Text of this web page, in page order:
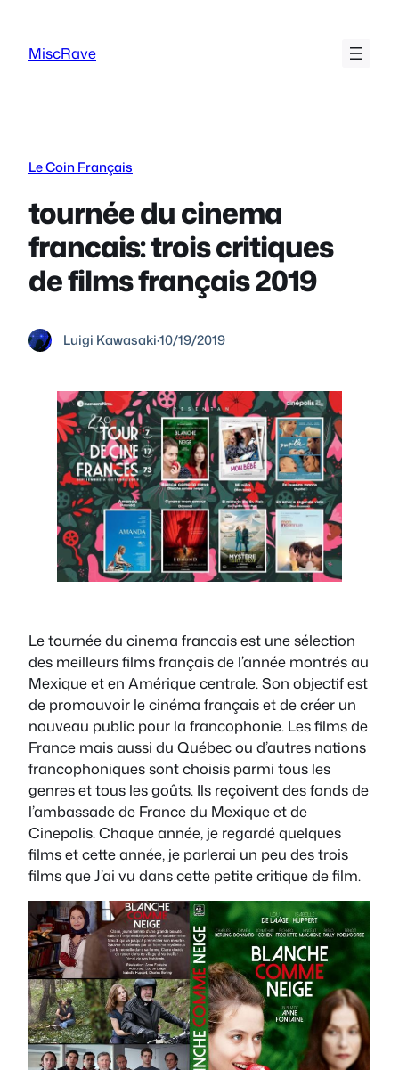
content
MiscRave
Le Coin Français
tournée du cinema
francais: trois critiques
de films français 2019
Luigi Kawasaki·10/19/2019
Le tournée du cinema francais est une sélection
des meilleurs films français de l’année montrés au
Mexique et en Amérique centrale. Son objectif est
de promouvoir le cinéma français et de créer un
nouveau public pour la francophonie. Les films de
France mais aussi du Québec ou d’autres nations
francophoniques sont choisis parmi tous les
genres et tous les goûts. Ils reçoivent des fonds de
l’ambassade de France du Mexique et de
Cinepolis. Chaque année, je regardé quelques
films et cette année, je parlerai un peu des trois
films que J’ai vu dans cette petite critique de film.